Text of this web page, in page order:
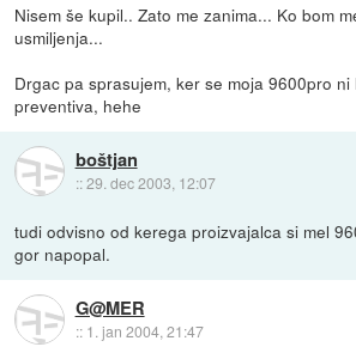
Nisem še kupil.. Zato me zanima... Ko bom
usmiljenja...
Drgac pa sprasujem, ker se moja 9600pro
preventiva, hehe
boštjan
::29. dec 2003, 12:07
tudi odvisno od kerega proizvajalca si mel
gor napopal.
G@MER
:: 1. jan 2004, 21:47